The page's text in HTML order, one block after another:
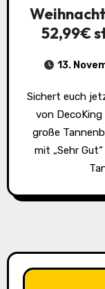
52,99€
13.
Sichert euch jetzt einen künstlichen Weihnachtsbaum
von DecoKing
große
mit „Sehr